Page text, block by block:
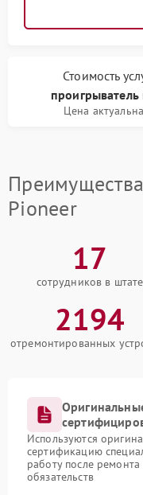
Стоимость
Цена
Pioneer
17
сотрудников в штате
2194
отремонтированных
Используются
сертификацию
работу после
обязательств